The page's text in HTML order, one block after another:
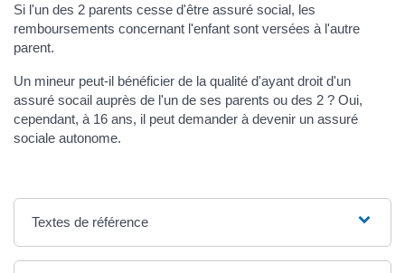
Si l'un des 2 parents cesse d'être assuré social, les
remboursements concernant l'enfant sont versées à l'autre
parent.
Un mineur peut-il bénéficier de la qualité d'ayant droit d'un
assuré socail auprès de l'un de ses parents ou des 2 ? Oui,
cependant, à 16 ans, il peut demander à devenir un assuré
sociale autonome.
Textes de référence